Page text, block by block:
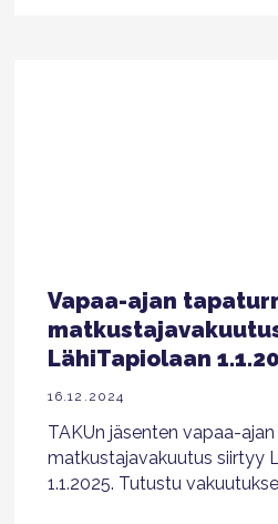
Vapaa-ajan
LähiTapiolaan
16.12.2024
TAKUn jäsenten vapaa-
matkustajavakuutus siirtyy
1.1.2025. Tutustu